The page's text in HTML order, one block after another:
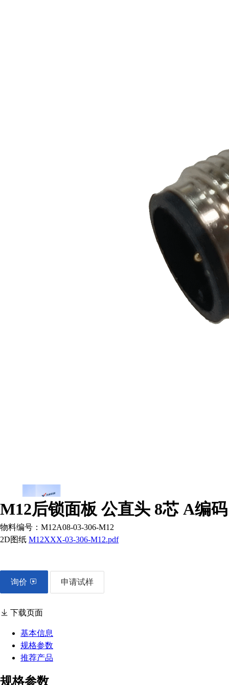
M12后锁面板 公直头 8芯 A编
物料编号： M12A08-03-306-M12
2D图纸 M12XXX-03-306-M12.pdf
询价 申请试样
下载页面
基本信息
规格参数
推荐产品
规格参数